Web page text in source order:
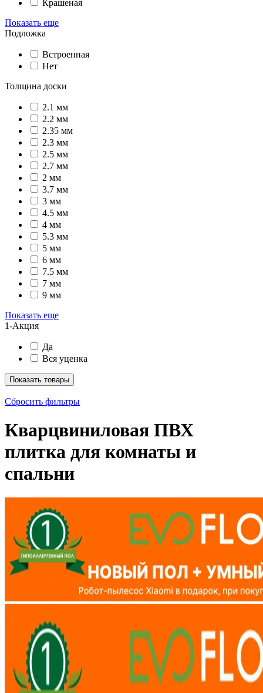
Крашеная
Показать еще
Подложка
Встроенная
Нет
Толщина доски
2.1 мм
2.2 мм
2.35 мм
2.3 мм
2.5 мм
2.7 мм
2 мм
3.7 мм
3 мм
4.5 мм
4 мм
5.3 мм
5 мм
6 мм
7.5 мм
7 мм
9 мм
Показать еще
1-Акция
Да
Вся уценка
Показать товары
Сбросить фильтры
Кварцвиниловая ПВХ
плитка для комнаты и
спальни